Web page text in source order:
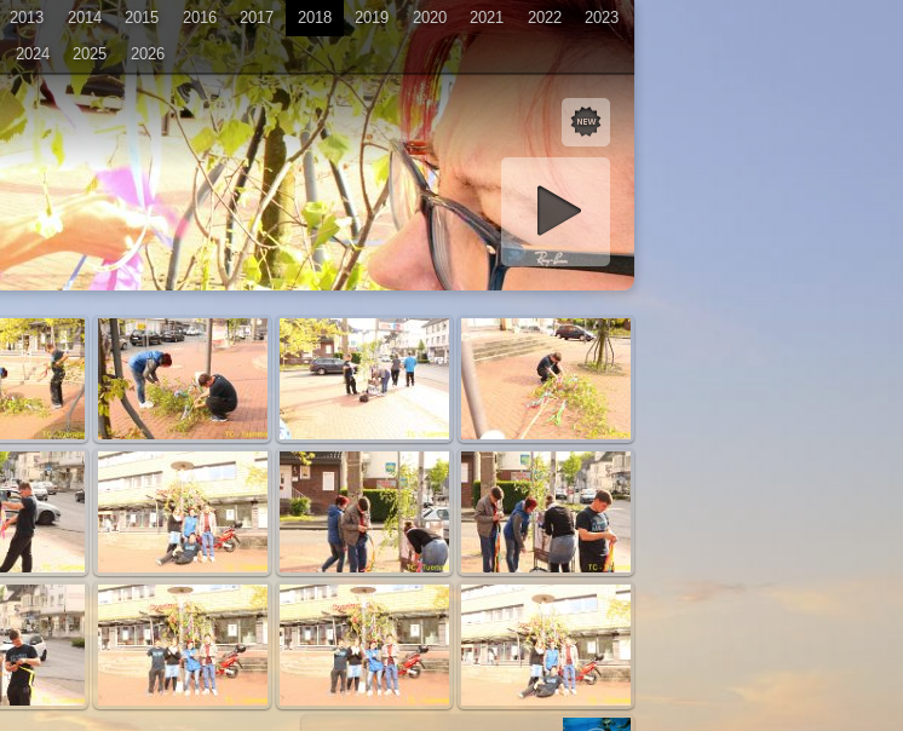
2013 2014 2015 2016 2017 2018 2019 2020 2021 2022
2023
2024
2025 2026
Diashow starten